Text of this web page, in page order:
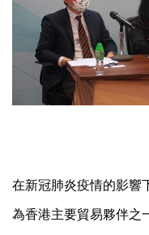
在新冠肺炎疫情的影響
為香港主要貿易夥伴之